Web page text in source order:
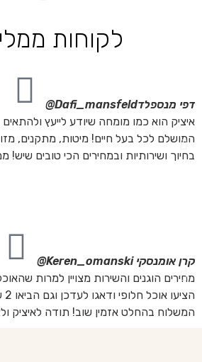
לקוחות
דפי מנספלדDafi_mansfeld@
איציק הוא כמו מומחה שיודע לייעץ
המושלם לכל בעל חיים! מיטות, מתקנים,
בחיוך ושירותיות ובמחירים הכי טובים שיש!
קרן אומנסקיKeren_omanski@
מחירים הוגנים והשירות מצויין למרות
המשלוח בהחלט אזמין שוב! תודה לאיציק